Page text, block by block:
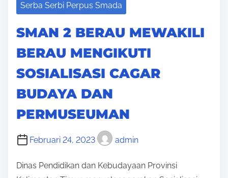
Serba Serbi Perpus Smada
SMAN 2 BERAU MEWAKILI
BERAU MENGIKUTI
SOSIALISASI CAGAR
BUDAYA DAN
PERMUSEUMAN
Februari 24, 2023 admin
Dinas Pendidikan dan Kebudayaan Provinsi